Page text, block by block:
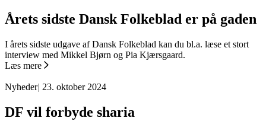
Årets sidste Dansk Folkeblad er på gaden
I årets sidste udgave af Dansk Folkeblad kan du bl.a. læse et stort
interview med Mikkel Bjørn og Pia Kjærsgaard.
Læs mere
Nyheder| 23. oktober 2024
DF vil forbyde sharia